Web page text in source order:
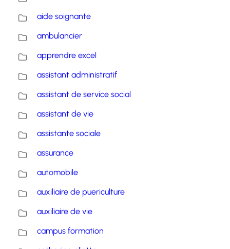
aide soignante
ambulancier
apprendre excel
assistant administratif
assistant de service social
assistant de vie
assistante sociale
assurance
automobile
auxiliaire de puericulture
auxiliaire de vie
campus formation